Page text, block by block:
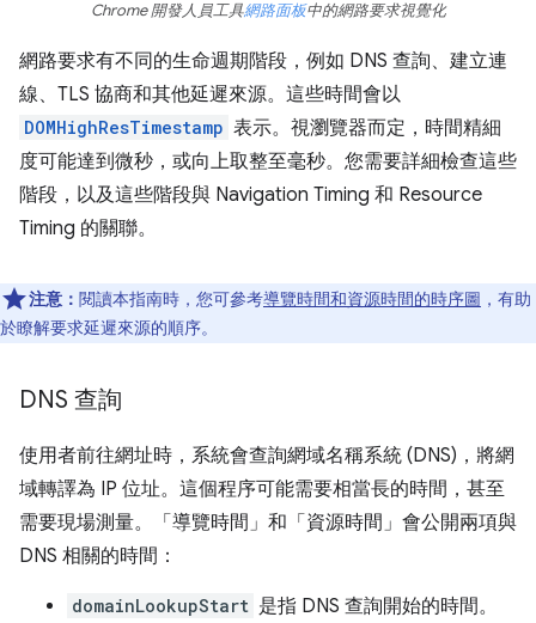
Chrome 開發人員工具網路面板中的網路要求視覺化
網路要求有不同的生命週期階段，例如 DNS 查詢、建立連
線、TLS 協商和其他延遲來源。這些時間會以
DOMHighResTimestamp 表示。視瀏覽器而定，時間精細
度可能達到微秒，或向上取整至毫秒。您需要詳細檢查這些
階段，以及這些階段與 Navigation Timing 和 Resource
Timing 的關聯。
注意： 閱讀本指南時，您可參考導覽時間和資源時間的時序圖 ，有助
於瞭解要求延遲來源的順序。
DNS 查詢
使用者前往網址時，系統會查詢網域名稱系統 (DNS)，將網
域轉譯為 IP 位址。這個程序可能需要相當長的時間，甚至
需要現場測量。「導覽時間」和「資源時間」會公開兩項與
DNS 相關的時間：
domainLookupStart 是指 DNS 查詢開始的時間。